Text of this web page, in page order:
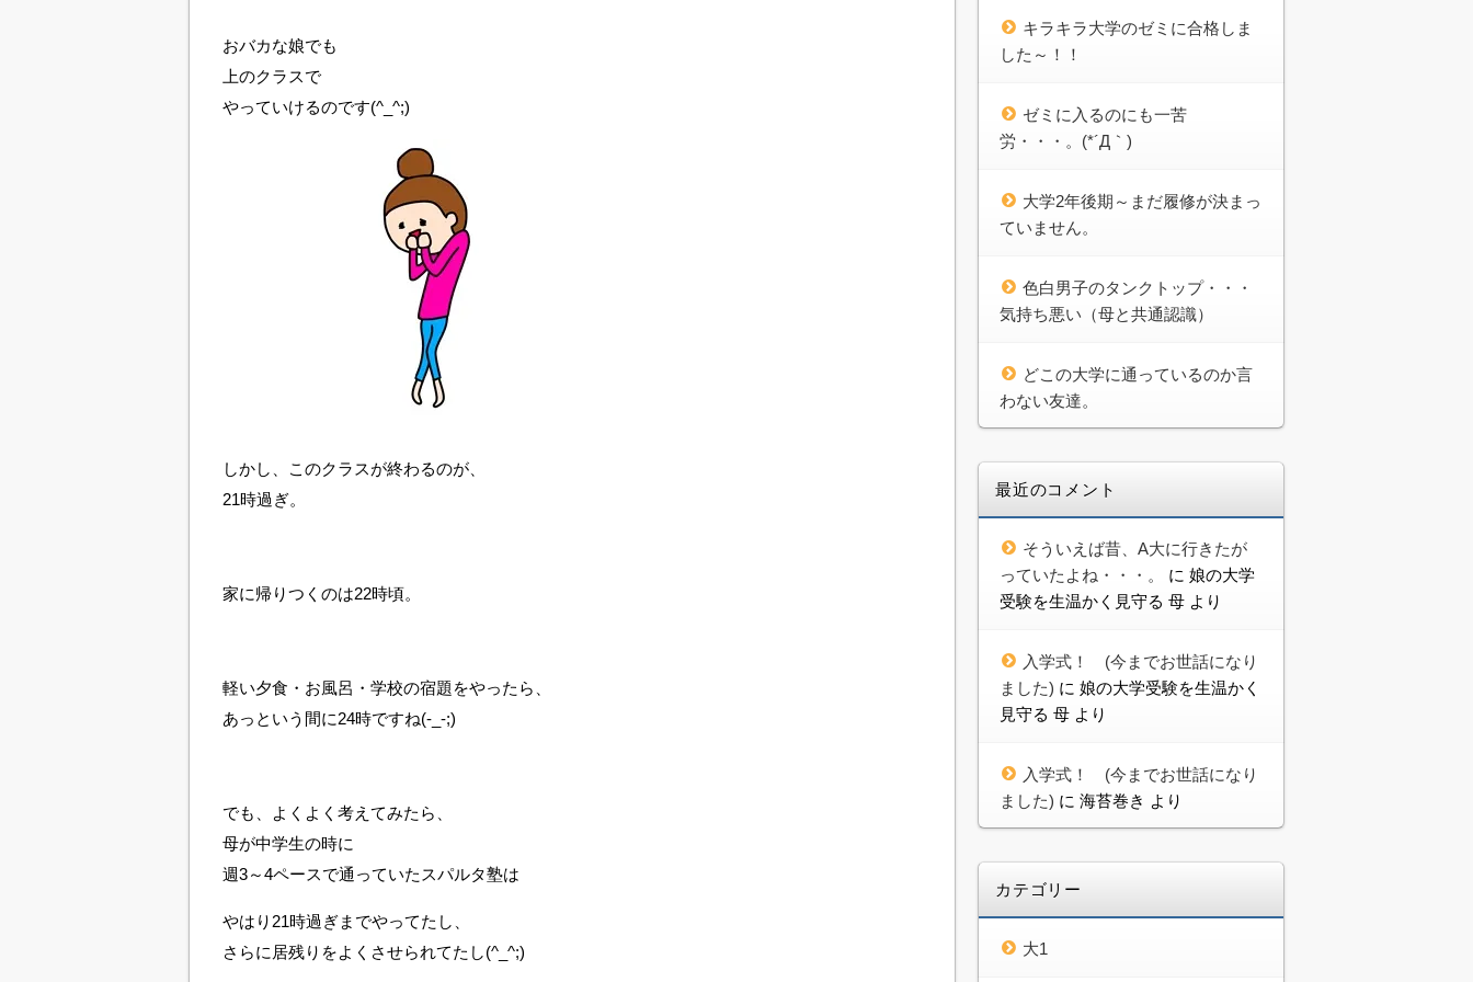
おバカな娘でも
上のクラスで
やっていけるのです(^_^;)
しかし、このクラスが終わるのが、
21時過ぎ。
家に帰りつくのは22時頃。
軽い夕食・お風呂・学校の宿題をやったら、
あっという間に24時ですね(-_-;)
でも、よくよく考えてみたら、
母が中学生の時に
週3～4ペースで通っていたスパルタ塾は
やはり21時過ぎまでやってたし、
さらに居残りをよくさせられてたし(^_^;)
キラキラ大学のゼミに合格しま
した～！！
ゼミに入るのにも一苦
労・・・。(*´Д｀)
大学2年後期～まだ履修が決まっ
ていません。
色白男子のタンクトップ・・・
気持ち悪い（母と共通認識）
どこの大学に通っているのか言
わない友達。
最近のコメント
そういえば昔、A大に行きたが
っていたよね・・・。
に 娘の大学
受験を生温かく見守る 母 より
入学式！ (今までお世話になり
ました) に 娘の大学受験を生温かく
見守る 母 より
入学式！ (今までお世話になり
ました) に 海苔巻き より
カテゴリー
大1